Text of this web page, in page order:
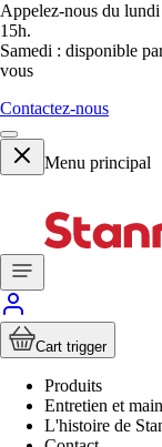
Appelez-nous du
15h.
Samedi : disponible
vous
Contactez-nous
Menu principal
Cart trigger
Produits
Entretien et
L'histoire de